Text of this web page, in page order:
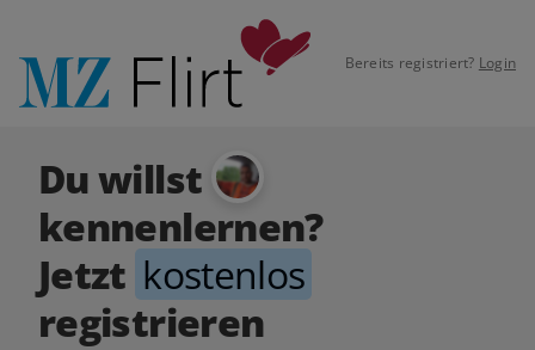
Bereits registriert? Login
Du willst
kennenlernen?
Jetzt kostenlos
registrieren